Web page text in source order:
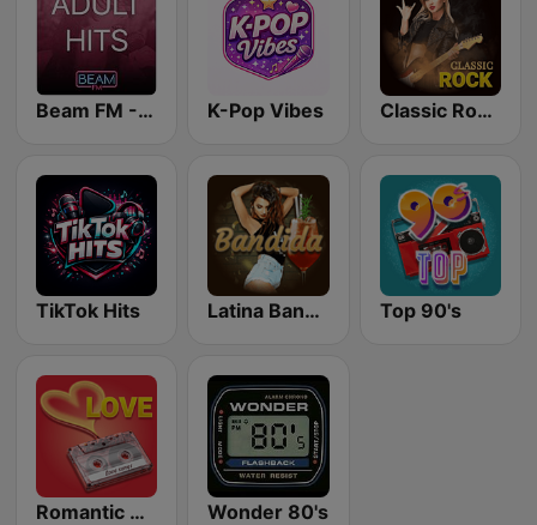
Beam FM - Adult Hits K-Pop Vibes Classic Rock Station
TikTok Hits Latina Bandida! Top 90's
Romantic Vibes Wonder 80's